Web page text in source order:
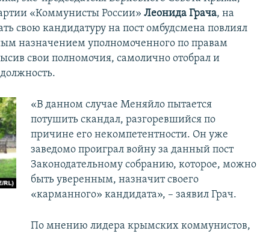
«Коммунисты России»Леонида Грача, на
свою кандидатуру на пост омбудсмена повлиял
назначением уполномоченного по правам
свои полномочия, самолично отобрал и
«В данном случае Меняйло пытается
потушить скандал, разгоревшийся по
причине его некомпетентности. Он уже
заведомо проиграл войну за данный пост
Законодательному собранию, которое, можно
быть уверенным, назначит своего
«карманного» кандидата», – заявил Грач.
По мнению лидера крымских коммунистов,